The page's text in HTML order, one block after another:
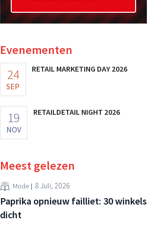
Evenementen
24
SEP
RETAIL MARKETING DAY 2026
19
NOV
RETAILDETAIL NIGHT 2026
Meest gelezen
Mode 8 Juli, 2026
Paprika opnieuw failliet: 30 winkels
dicht